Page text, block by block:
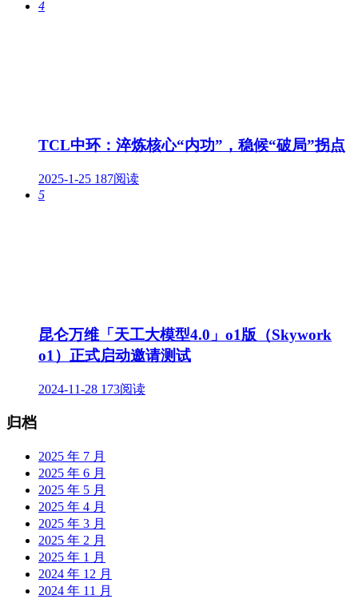
4
TCL中环：淬炼核心“内功”，稳候“破局”拐点
2025-1-25 187阅读
5
昆仑万维「天工大模型4.0」o1版（Skywork
o1）正式启动邀请测试
2024-11-28 173阅读
归档
2025 年 7 月
2025 年 6 月
2025 年 5 月
2025 年 4 月
2025 年 3 月
2025 年 2 月
2025 年 1 月
2024 年 12 月
2024 年 11 月